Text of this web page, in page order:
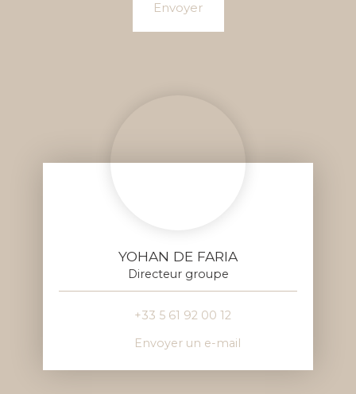
Envoyer
YOHAN DE FARIA
Directeur groupe
+33 5 61 92 00 12
Envoyer un e-mail